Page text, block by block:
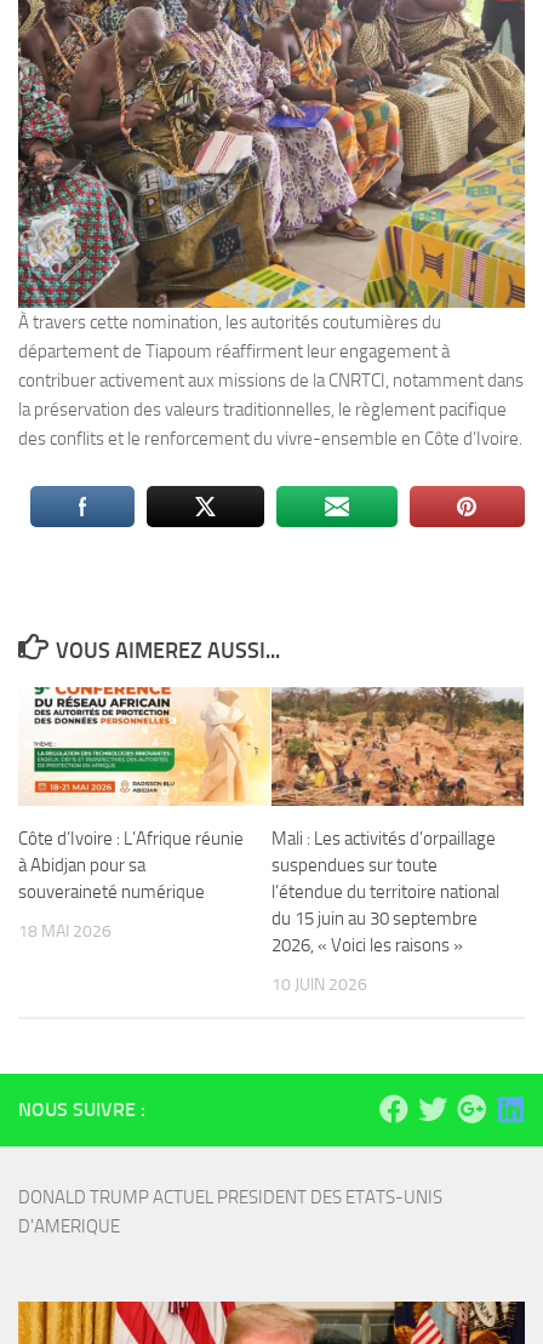
À travers cette nomination, les autorités coutumières du
département de Tiapoum réaffirment leur engagement à
contribuer activement aux missions de la CNRTCI, notamment dans
la préservation des valeurs traditionnelles, le règlement pacifique
des conflits et le renforcement du vivre-ensemble en Côte d’Ivoire.
VOUS AIMEREZ AUSSI...
Côte d’Ivoire : L’Afrique réunie
à Abidjan pour sa
souveraineté numérique
18 MAI 2026
Mali : Les activités d’orpaillage
suspendues sur toute
l’étendue du territoire national
du 15 juin au 30 septembre
2026, « Voici les raisons »
10 JUIN 2026
NOUS SUIVRE :
DONALD TRUMP ACTUEL PRESIDENT DES ETATS-UNIS
D'AMERIQUE